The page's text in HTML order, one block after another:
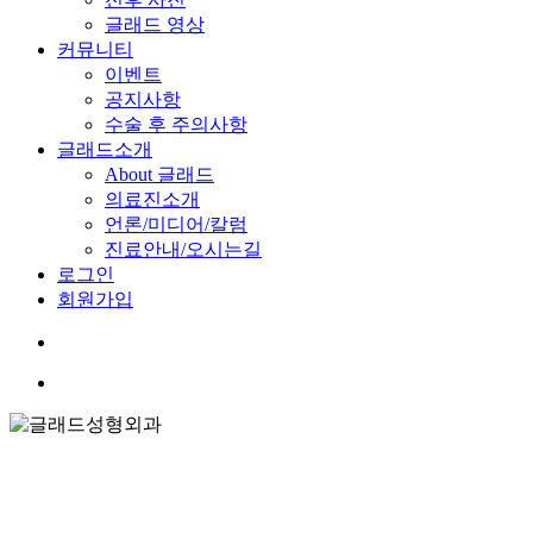
글래드 영상
커뮤니티
이벤트
공지사항
수술 후 주의사항
글래드소개
About 글래드
의료진소개
언론/미디어/칼럼
진료안내/오시는길
로그인
회원가입